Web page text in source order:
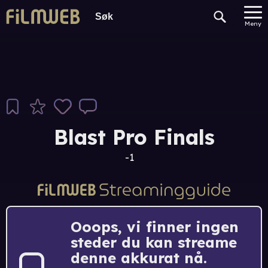
Meny
Blast Pro Finals
-1
Ooops, vi finner ingen
steder du kan streame
denne akkurat nå.